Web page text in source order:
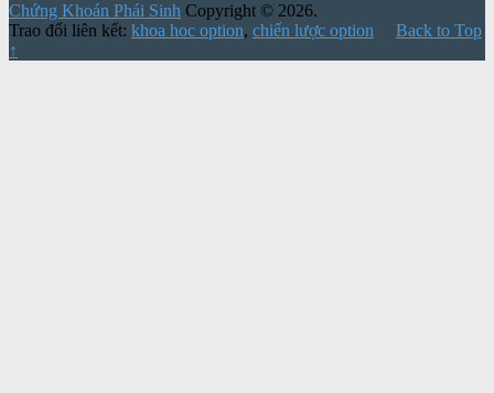
Chứng Khoán Phái Sinh Copyright © 2026.
Trao đổi liên kết: khoa hoc option, chiến lược option
Back to Top
↑